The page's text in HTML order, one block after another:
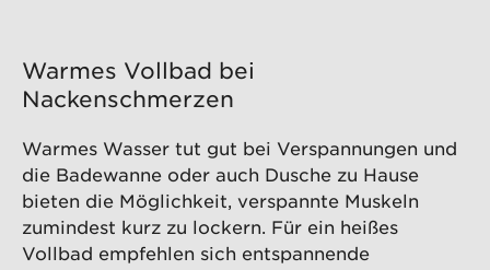
Warmes Vollbad bei
Nackenschmerzen
Warmes Wasser tut gut bei Verspannungen und
die Badewanne oder auch Dusche zu Hause
bieten die Möglichkeit, verspannte Muskeln
zumindest kurz zu lockern. Für ein heißes
Vollbad empfehlen sich entspannende